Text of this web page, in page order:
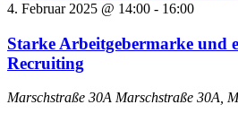
4. Februar 2025 @ 14:00 - 16:00
Starke Arbeitgebermarke und
Recruiting
Marschstraße 30A Marschstraße 30A,